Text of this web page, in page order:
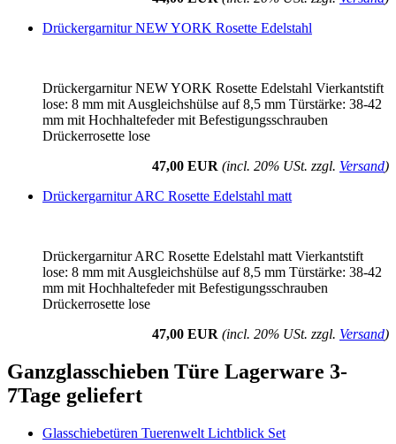
Drückergarnitur NEW YORK Rosette Edelstahl
Drückergarnitur NEW YORK Rosette Edelstahl Vierkantstift
lose: 8 mm mit Ausgleichshülse auf 8,5 mm Türstärke: 38-42
mm mit Hochhaltefeder mit Befestigungsschrauben
Drückerrosette lose
47,00 EUR (incl. 20% USt. zzgl. Versand)
Drückergarnitur ARC Rosette Edelstahl matt
Drückergarnitur ARC Rosette Edelstahl matt Vierkantstift
lose: 8 mm mit Ausgleichshülse auf 8,5 mm Türstärke: 38-42
mm mit Hochhaltefeder mit Befestigungsschrauben
Drückerrosette lose
47,00 EUR (incl. 20% USt. zzgl. Versand)
Ganzglasschieben Türe Lagerware 3-
7Tage geliefert
Glasschiebetüren Tuerenwelt Lichtblick Set